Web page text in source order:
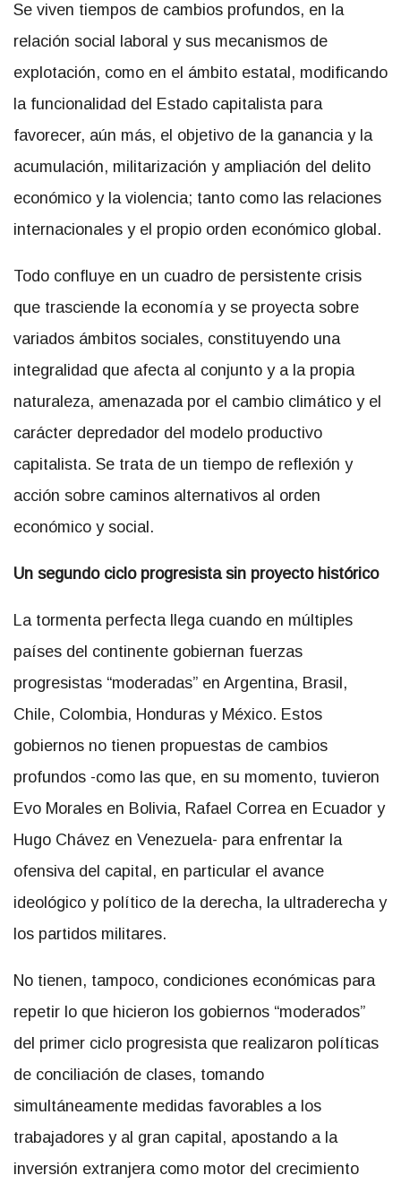
Se viven tiempos de cambios profundos, en la
relación social laboral y sus mecanismos de
explotación, como en el ámbito estatal, modificando
la funcionalidad del Estado capitalista para
favorecer, aún más, el objetivo de la ganancia y la
acumulación, militarización y ampliación del delito
económico y la violencia; tanto como las relaciones
internacionales y el propio orden económico global.
Todo confluye en un cuadro de persistente crisis
que trasciende la economía y se proyecta sobre
variados ámbitos sociales, constituyendo una
integralidad que afecta al conjunto y a la propia
naturaleza, amenazada por el cambio climático y el
carácter depredador del modelo productivo
capitalista. Se trata de un tiempo de reflexión y
acción sobre caminos alternativos al orden
económico y social.
Un segundo ciclo progresista sin proyecto histórico
La tormenta perfecta llega cuando en múltiples
países del continente gobiernan fuerzas
progresistas “moderadas” en Argentina, Brasil,
Chile, Colombia, Honduras y México. Estos
gobiernos no tienen propuestas de cambios
profundos -como las que, en su momento, tuvieron
Evo Morales en Bolivia, Rafael Correa en Ecuador y
Hugo Chávez en Venezuela- para enfrentar la
ofensiva del capital, en particular el avance
ideológico y político de la derecha, la ultraderecha y
los partidos militares.
No tienen, tampoco, condiciones económicas para
repetir lo que hicieron los gobiernos “moderados”
del primer ciclo progresista que realizaron políticas
de conciliación de clases, tomando
simultáneamente medidas favorables a los
trabajadores y al gran capital, apostando a la
inversión extranjera como motor del crecimiento